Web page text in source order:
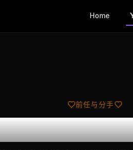
Home
前任与分手
在和别人